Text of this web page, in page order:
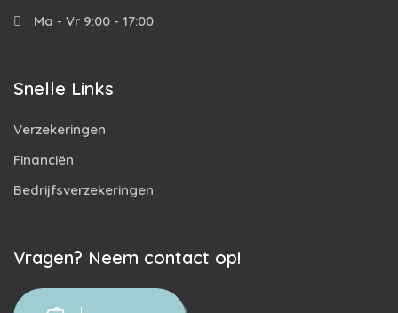
Ma - Vr 9:00 - 17:00
Snelle Links
Verzekeringen
Financiën
Bedrijfsverzekeringen
Vragen? Neem contact op!